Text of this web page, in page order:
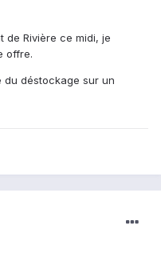
de Rivière ce midi, je
offre.
du déstockage sur un